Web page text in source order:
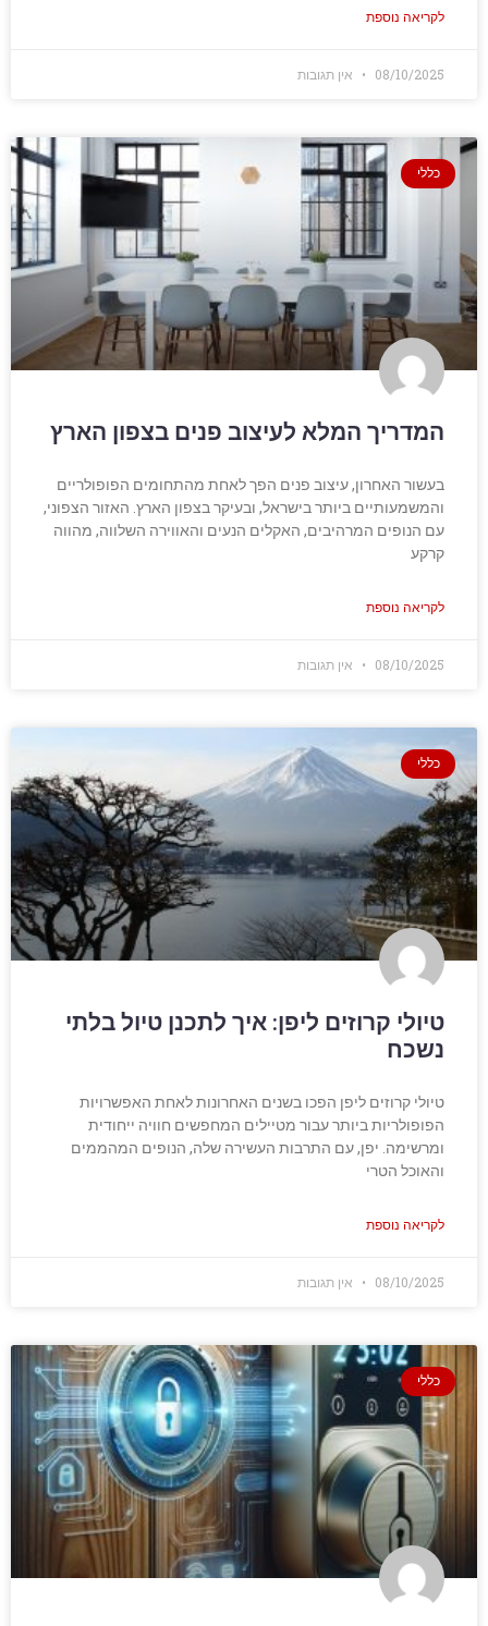
לקריאה נוספת
08/10/2025 אין תגובות
כללי
המדריך המלא לעיצוב פנים בצפון הארץ
בעשור האחרון, עיצוב פנים הפך לאחת מהתחומים הפופולריים
והמשמעותיים ביותר בישראל, ובעיקר בצפון הארץ. האזור הצפוני,
עם הנופים המרהיבים, האקלים הנעים והאווירה השלווה, מהווה
קרקע
לקריאה נוספת
08/10/2025 אין תגובות
כללי
טיולי קרוזים ליפן: איך לתכנן טיול בלתי
נשכח
טיולי קרוזים ליפן הפכו בשנים האחרונות לאחת האפשרויות
הפופולריות ביותר עבור מטיילים המחפשים חוויה ייחודית
ומרשימה. יפן, עם התרבות העשירה שלה, הנופים המהממים
והאוכל הטרי
לקריאה נוספת
08/10/2025 אין תגובות
כללי